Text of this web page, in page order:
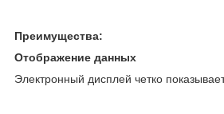
Преимущества:
Отображение данных
Электронный дисплей четко